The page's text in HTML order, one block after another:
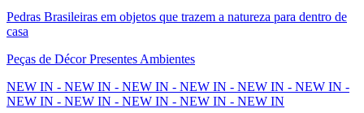
Pedras Brasileiras em objetos que trazem a natureza para dentro de
casa
Peças de Décor Presentes Ambientes
NEW IN - NEW IN - NEW IN - NEW IN - NEW IN - NEW IN -
NEW IN - NEW IN - NEW IN - NEW IN - NEW IN